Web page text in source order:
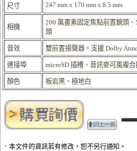
尺寸 247 mm x 170 mm x 8.5 mm
相機
200 萬畫素固定焦點前置鏡頭
頭
音效 雙前置揚聲器，支援 Dolby
連接埠 microSD 插槽、音訊麥可風複
顏色 板岩黑、極地白
．本文件的資訊若有修改，恕不另行通知。